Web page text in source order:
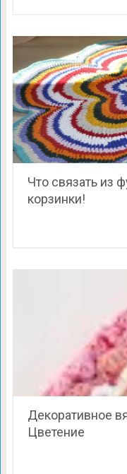
Что связать из
корзинки!
Декоративное
Цветение